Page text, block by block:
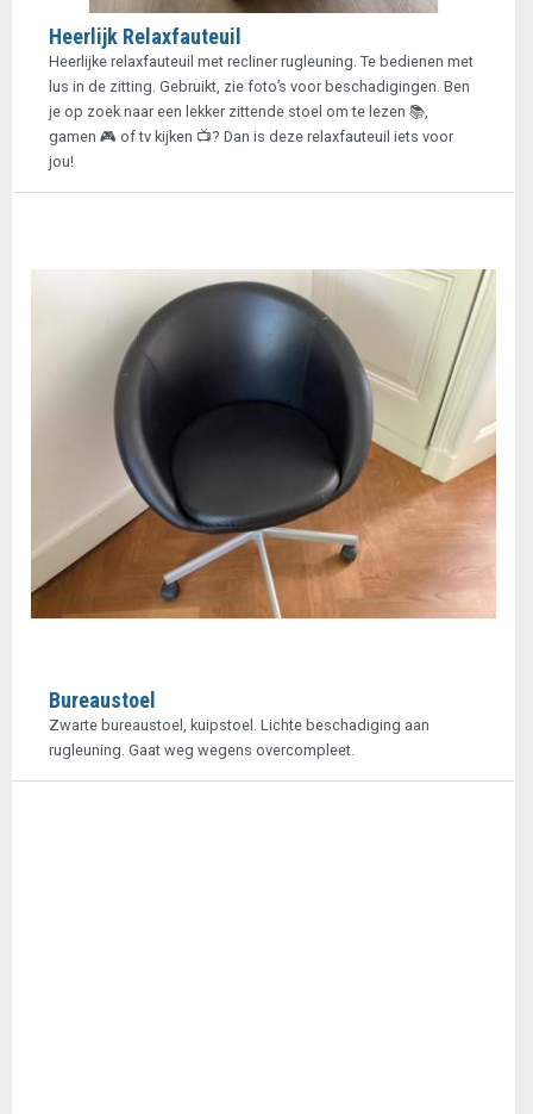
Heerlijk Relaxfauteuil
Heerlijke relaxfauteuil met recliner rugleuning. Te bedienen met
lus in de zitting. Gebruikt, zie foto’s voor beschadigingen. Ben
je op zoek naar een lekker zittende stoel om te lezen 📚,
gamen 🎮 of tv kijken 📺? Dan is deze relaxfauteuil iets voor
jou!
Bureaustoel
Zwarte bureaustoel, kuipstoel. Lichte beschadiging aan
rugleuning. Gaat weg wegens overcompleet.